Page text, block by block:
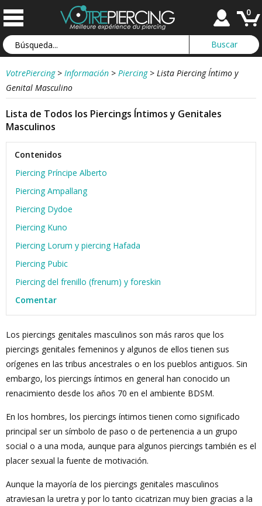
0
VotrePiercing > Información > Piercing > Lista Piercing Íntimo y
Genital Masculino
Lista de Todos los Piercings Íntimos y Genitales
Masculinos
Contenidos
Piercing Príncipe Alberto
Piercing Ampallang
Piercing Dydoe
Piercing Kuno
Piercing Lorum y piercing Hafada
Piercing Pubic
Piercing del frenillo (frenum) y foreskin
Comentar
Los piercings genitales masculinos son más raros que los
piercings genitales femeninos y algunos de ellos tienen sus
orígenes en las tribus ancestrales o en los pueblos antiguos. Sin
embargo, los piercings íntimos en general han conocido un
renacimiento desde los años 70 en el ambiente BDSM.
En los hombres, los piercings íntimos tienen como significado
principal ser un símbolo de paso o de pertenencia a un grupo
social o a una moda, aunque para algunos piercings también es el
placer sexual la fuente de motivación.
Aunque la mayoría de los piercings genitales masculinos
atraviesan la uretra y por lo tanto cicatrizan muy bien gracias a la